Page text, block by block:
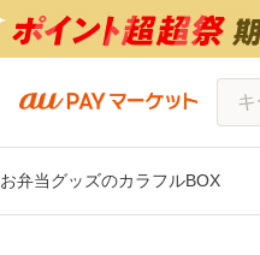
お弁当グッズのカラフルBOX